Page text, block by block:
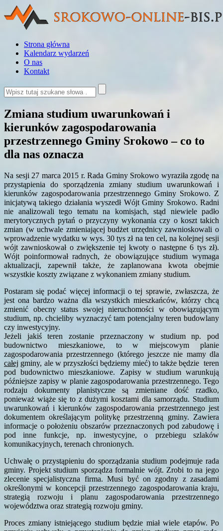
Strona główna
Kalendarz wydarzeń
O nas
Kontakt
Zmiana studium uwarunkowań i
kierunków zagospodarowania
przestrzennego Gminy Srokowo – co to
dla nas oznacza
Na sesji 27 marca 2015 r. Rada Gminy Srokowo wyraziła zgodę na
przystąpienia do sporządzenia zmiany studium uwarunkowań i
kierunków zagospodarowania przestrzennego Gminy Srokowo. Z
inicjatywą takiego działania wyszedł Wójt Gminy Srokowo. Radni
nie analizowali tego tematu na komisjach, stąd niewiele padło
merytorycznych pytań o przyczyny wykonania czy o koszt takich
zmian (w uchwale zmieniającej budżet urzędnicy zawnioskowali o
wprowadzenie wydatku w wys. 30 tys zł na ten cel, na kolejnej sesji
wójt zawnioskował o zwiększenie tej kwoty o następne 6 tys zł).
Wójt poinformował radnych, że obowiązujące studium wymaga
aktualizacji, zapewnił także, że zaplanowana kwota obejmie
wszystkie koszty związane z wykonaniem zmiany studium.
Postaram się podać więcej informacji o tej sprawie, zwłaszcza, że
jest ona bardzo ważna dla wszystkich mieszkańców, którzy chcą
zmienić obecny status swojej nieruchomości w obowiązującym
studium, np. chcieliby wyznaczyć tam potencjalny teren budowlany
czy inwestycyjny.
Jeżeli jakiś teren zostanie przeznaczony w studium np. pod
budownictwo mieszkaniowe, to w miejscowym planie
zagospodarowania przestrzennego (którego jeszcze nie mamy dla
całej gminy, ale w przyszłości będziemy mieć) to także będzie teren
pod budownictwo mieszkaniowe. Zapisy w studium warunkują
późniejsze zapisy w planie zagospodarowania przestrzennego. Tego
rodzaju dokumenty planistyczne są zmieniane dość rzadko,
ponieważ wiąże się to z dużymi kosztami dla samorządu. Studium
uwarunkowań i kierunków zagospodarowania przestrzennego jest
dokumentem określającym politykę przestrzenną gminy. Zawiera
informacje o położeniu obszarów przeznaczonych pod zabudowę i
pod inne funkcje, np. inwestycyjne, o przebiegu szlaków
komunikacyjnych, terenach chronionych.
Uchwałę o przystąpieniu do sporządzania studium podejmuje rada
gminy. Projekt studium sporządza formalnie wójt. Zrobi to na jego
zlecenie specjalistyczna firma. Musi być on zgodny z zasadami
określonymi w koncepcji przestrzennego zagospodarowania kraju,
strategią rozwoju i planu zagospodarowania przestrzennego
województwa oraz strategią rozwoju gminy.
Proces zmiany istniejącego studium będzie miał wiele etapów. Po